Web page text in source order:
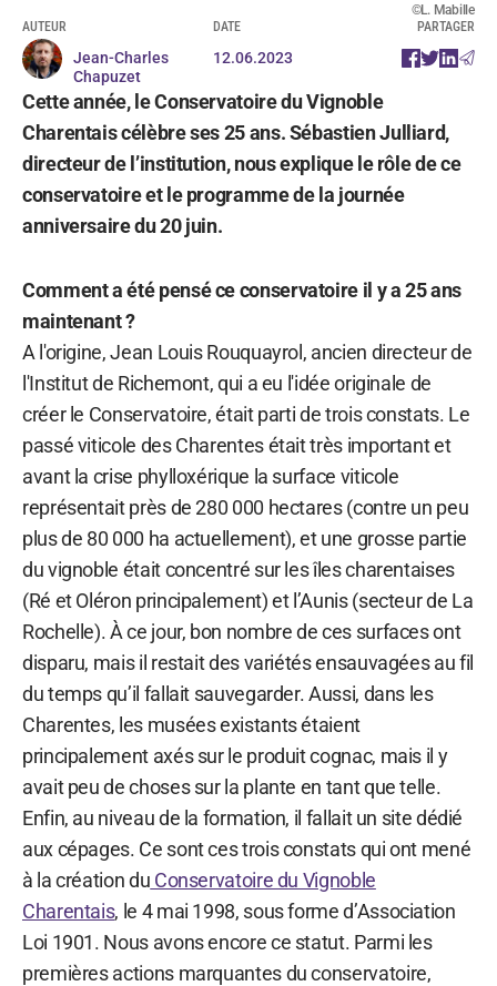
©L. Mabille
AUTEUR
Jean-Charles
Chapuzet
DATE
12.06.2023
PARTAGER
Cette année, le Conservatoire du Vignoble
Charentais célèbre ses 25 ans. Sébastien Julliard,
directeur de l’institution, nous explique le rôle de ce
conservatoire et le programme de la journée
anniversaire du 20 juin.
Comment a été pensé ce conservatoire il y a 25 ans
maintenant ?
A l'origine, Jean Louis Rouquayrol, ancien directeur de
l'Institut de Richemont, qui a eu l'idée originale de
créer le Conservatoire, était parti de trois constats. Le
passé viticole des Charentes était très important et
avant la crise phylloxérique la surface viticole
représentait près de 280 000 hectares (contre un peu
plus de 80 000 ha actuellement), et une grosse partie
du vignoble était concentré sur les îles charentaises
(Ré et Oléron principalement) et l’Aunis (secteur de La
Rochelle). À ce jour, bon nombre de ces surfaces ont
disparu, mais il restait des variétés ensauvagées au fil
du temps qu’il fallait sauvegarder. Aussi, dans les
Charentes, les musées existants étaient
principalement axés sur le produit cognac, mais il y
avait peu de choses sur la plante en tant que telle.
Enfin, au niveau de la formation, il fallait un site dédié
aux cépages. Ce sont ces trois constats qui ont mené
à la création du Conservatoire du Vignoble
Charentais, le 4 mai 1998, sous forme d’Association
Loi 1901. Nous avons encore ce statut. Parmi les
premières actions marquantes du conservatoire,